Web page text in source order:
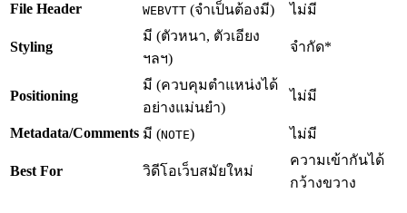
File Header WEBVTT (จำเป็นต้องมี) ไม่มี
Styling
มี (ตัวหนา, ตัวเอียง
ฯลฯ)
จำกัด*
Positioning
มี (ควบคุมตำแหน่งได้
อย่างแม่นยำ)
ไม่มี
Metadata/Comments มี (NOTE) ไม่มี
Best For วิดีโอเว็บสมัยใหม่
ความเข้ากันได้
กว้างขวาง